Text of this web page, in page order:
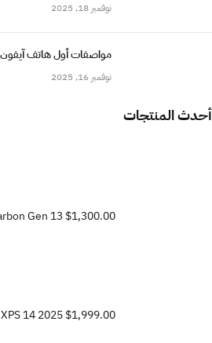
نوفمبر 18, 2025
مواصفات أول هاتف
نوفمبر 16, 2025
أحدث المنتجات
Gen 13 $1,300.00
14 2025$1,999.00